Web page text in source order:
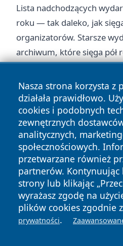
Lista nadchodzących
roku — tak daleko, jak
organizatorów. Starsze
archiwum, które sięga pół
Nasza strona korzysta z
działała prawidłowo.
cookies i podobnych
zewnętrznych
analitycznych,
społecznościowych.
przetwarzane również
partnerów. Kontynuując
strony lub klikając
wyrażasz zgodę na
plików cookies zgodnie
prywatności.
Copyright © 2026 oswieciminfo.pl
zastrzeżone.
News Autorzy
Polityka